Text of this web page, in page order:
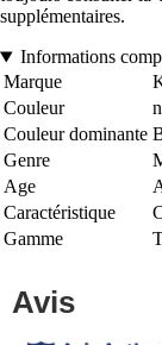
supplémentaires.
Informations
Marque
Couleur
Couleur dominante
Genre
Age
Caractéristique
Gamme